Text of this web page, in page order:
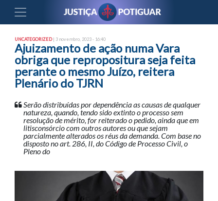
UNCATEGORIZED| 3 novembro, 2023 - 16:40
Ajuizamento de ação numa Vara
obriga que repropositura seja feita
perante o mesmo Juízo, reitera
Plenário do TJRN
Serão distribuídas por dependência as causas de qualquer
natureza, quando, tendo sido extinto o processo sem
resolução de mérito, for reiterado o pedido, ainda que em
litisconsórcio com outros autores ou que sejam
parcialmente alterados os réus da demanda. Com base no
disposto no art. 286, II, do Código de Processo Civil, o
Pleno do